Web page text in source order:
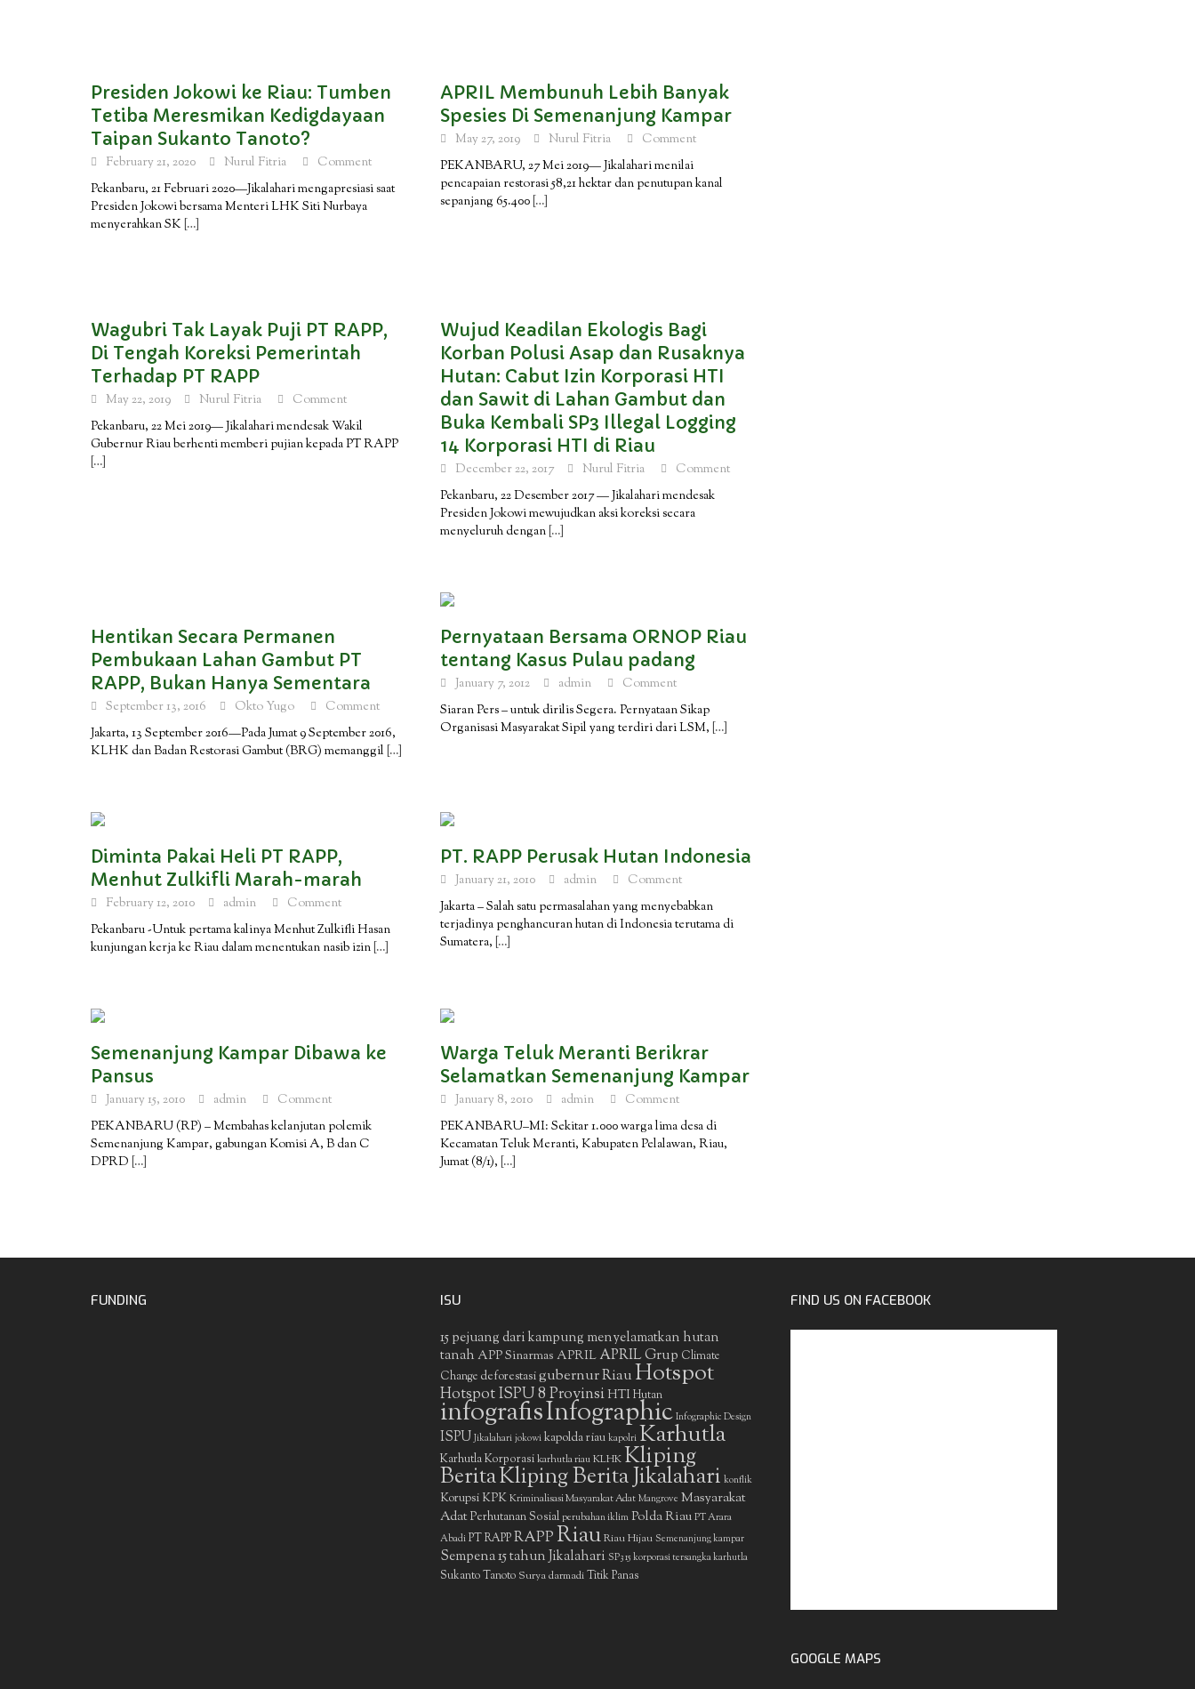
Presiden Jokowi ke Riau: Tumben
Tetiba Meresmikan Kedigdayaan
Taipan Sukanto Tanoto?
February 21, 2020 Nurul Fitria
Comment
Pekanbaru, 21 Februari 2020—Jikalahari mengapresiasi saat
Presiden Jokowi bersama Menteri LHK Siti Nurbaya
menyerahkan SK […]
APRIL Membunuh Lebih Banyak
Spesies Di Semenanjung Kampar
May 27, 2019 Nurul Fitria
Comment
PEKANBARU, 27 Mei 2019— Jikalahari menilai
pencapaian restorasi 58,21 hektar dan penutupan kanal
sepanjang 65.400 […]
Wagubri Tak Layak Puji PT RAPP,
Di Tengah Koreksi Pemerintah
Terhadap PT RAPP
May 22, 2019 Nurul Fitria
Comment
Pekanbaru, 22 Mei 2019— Jikalahari mendesak Wakil
Gubernur Riau berhenti memberi pujian kepada PT RAPP
[…]
Wujud Keadilan Ekologis Bagi
Korban Polusi Asap dan Rusaknya
Hutan: Cabut Izin Korporasi HTI
dan Sawit di Lahan Gambut dan
Buka Kembali SP3 Illegal Logging
14 Korporasi HTI di Riau
December 22, 2017 Nurul Fitria
Comment
Pekanbaru, 22 Desember 2017 — Jikalahari mendesak
Presiden Jokowi mewujudkan aksi koreksi secara
menyeluruh dengan […]
Hentikan Secara Permanen
Pembukaan Lahan Gambut PT
RAPP, Bukan Hanya Sementara
September 13, 2016 Okto Yugo
Comment
Jakarta, 13 September 2016—Pada Jumat 9 September 2016,
KLHK dan Badan Restorasi Gambut (BRG) memanggil […]
Pernyataan Bersama ORNOP Riau
tentang Kasus Pulau padang
January 7, 2012 admin
Comment
Siaran Pers – untuk dirilis Segera. Pernyataan Sikap
Organisasi Masyarakat Sipil yang terdiri dari LSM, […]
Diminta Pakai Heli PT RAPP,
Menhut Zulkifli Marah-marah
February 12, 2010 admin
Comment
Pekanbaru -Untuk pertama kalinya Menhut Zulkifli Hasan
kunjungan kerja ke Riau dalam menentukan nasib izin […]
PT. RAPP Perusak Hutan Indonesia
January 21, 2010 admin
Comment
Jakarta – Salah satu permasalahan yang menyebabkan
terjadinya penghancuran hutan di Indonesia terutama di
Sumatera, […]
Semenanjung Kampar Dibawa ke
Pansus
January 15, 2010 admin
Comment
PEKANBARU (RP) – Membahas kelanjutan polemik
Semenanjung Kampar, gabungan Komisi A, B dan C
DPRD […]
Warga Teluk Meranti Berikrar
Selamatkan Semenanjung Kampar
January 8, 2010 admin
Comment
PEKANBARU–MI: Sekitar 1.000 warga lima desa di
Kecamatan Teluk Meranti, Kabupaten Pelalawan, Riau,
Jumat (8/1), […]
FUNDING ISU
15 pejuang dari kampung menyelamatkan hutan
tanah APP Sinarmas APRIL APRIL Grup Climate
Change deforestasigubernur RiauHotspot
Hotspot ISPU 8 ProvinsiHTIHutan
infografisInfographic Infographic Design
ISPU Jikalahari jokowi kapolda riau kapolri Karhutla
Karhutla Korporasi karhutla riau KLHKKliping
BeritaKliping Berita Jikalahari konflik
Korupsi KPK Kriminalisasi Masyarakat Adat Mangrove Masyarakat
AdatPerhutanan Sosial perubahan iklim Polda Riau PT Arara
Abadi PT RAPPRAPPRiauRiau Hijau Semenanjung kampar
Sempena 15 tahun Jikalahari SP3 15 korporasi tersangka karhutla
Sukanto Tanoto Surya darmadiTitik Panas
FIND US ON FACEBOOK
GOOGLE MAPS